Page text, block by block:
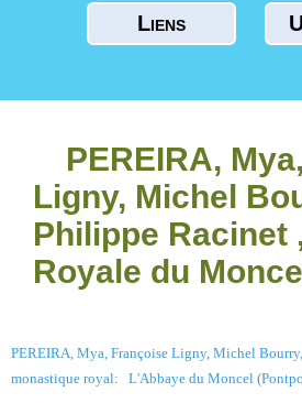
Liens
PEREIRA,
Ligny, Michel
Philippe Racinet
Royale du
PEREIRA, Mya, Françoise Ligny, Michel
monastique royal: L'Abbaye du Moncel